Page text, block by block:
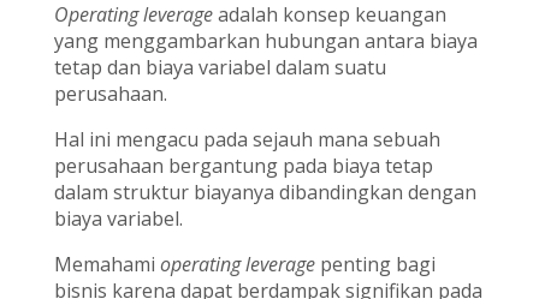
Operating leverageadalah konsep keuangan
yang menggambarkan hubungan antara biaya
tetap dan biaya variabel dalam suatu
perusahaan.
Hal ini mengacu pada sejauh mana sebuah
perusahaan bergantung pada biaya tetap
dalam struktur biayanya dibandingkan dengan
biaya variabel.
Memahami operating leveragepenting bagi
bisnis karena dapat berdampak signifikan pada